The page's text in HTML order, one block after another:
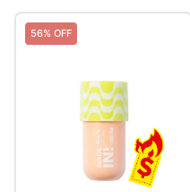
56% OFF